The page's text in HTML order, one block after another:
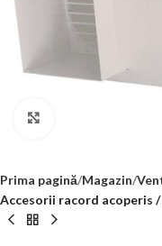
Prima pagină Magazin
Accesorii racord acoperis